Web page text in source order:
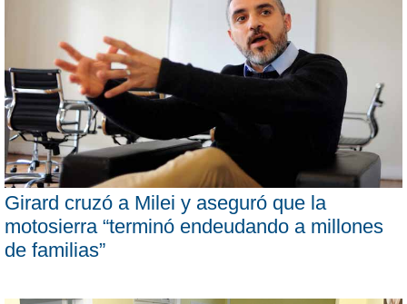
Girard cruzó a Milei y aseguró que la
motosierra “terminó endeudando a millones
de familias”